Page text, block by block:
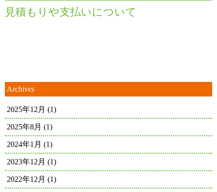
見積もりや支払いについて
Archives
2025年12月 (1)
2025年8月 (1)
2024年1月 (1)
2023年12月 (1)
2022年12月 (1)